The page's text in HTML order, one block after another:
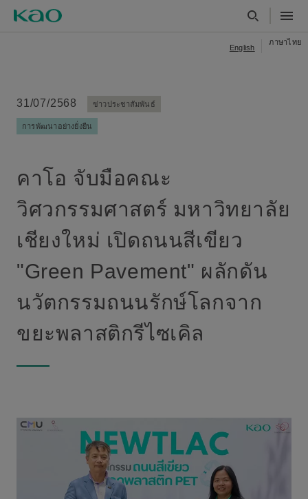
English
ภาษาไทย
31/07/2568 ข่าวประชาสัมพันธ์
การพัฒนาอย่างยั่งยืน
คาโอ จับมือคณะ
วิศวกรรมศาสตร์ มหาวิทยาลัย
เชียงใหม่ เปิดถนนสีเขียว
"Green Pavement" ผลักดัน
นวัตกรรมถนนรักษ์โลกจาก
ขยะพลาสติกรีไซเคิล